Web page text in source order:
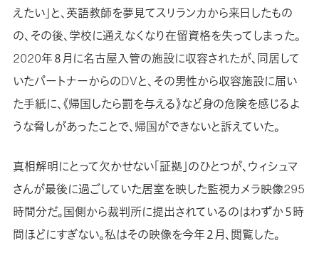
えたい」と、英語教師を夢見てスリランカから来日したもの
の、その後、学校に通えなくなり在留資格を失ってしまった。
2020年８月に名古屋入管の施設に収容されたが、同居して
いたパートナーからのDVと、その男性から収容施設に届い
た手紙に、《帰国したら罰を与える》など身の危険を感じるよ
うな脅しがあったことで、帰国ができないと訴えていた。
真相解明にとって欠かせない「証拠」のひとつが、ウィシュマ
さんが最後に過ごしていた居室を映した監視カメラ映像295
時間分だ。国側から裁判所に提出されているのはわずか５時
間ほどにすぎない。私はその映像を今年２月、閲覧した。